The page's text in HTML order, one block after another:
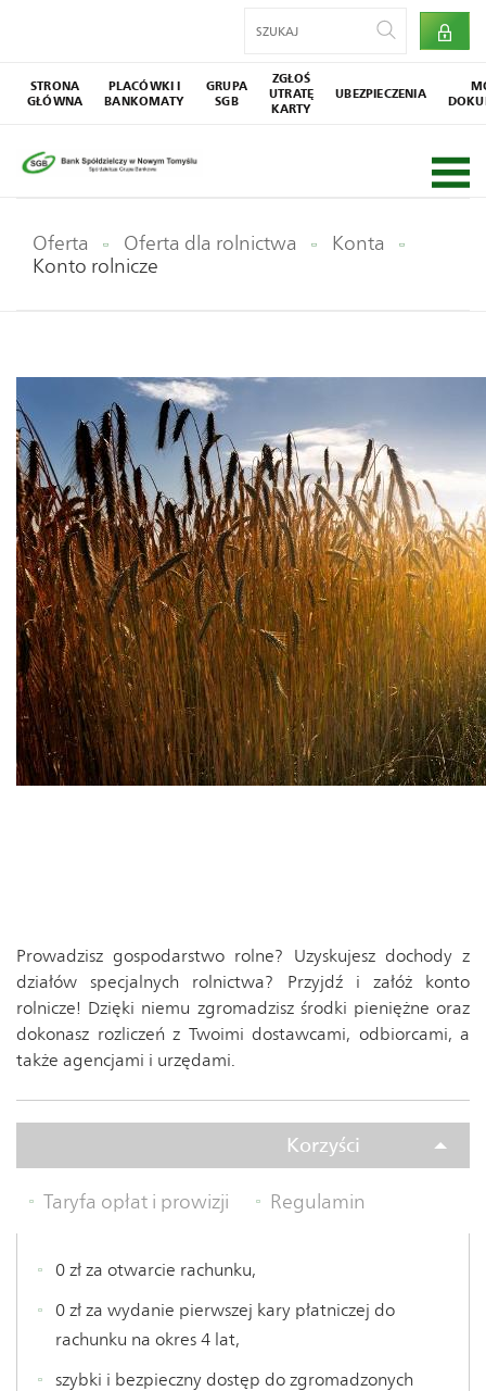
STRONA
GŁÓWNA
PLACÓWKI I
BANKOMATY
GRUPA
SGB
ZGŁOŚ
UTRATĘ
KARTY
UBEZPIECZENIA
Oferta Oferta dla rolnictwa
Konta
Konto rolnicze
Prowadzisz gospodarstwo rolne? Uzyskujesz dochody z
działów specjalnych rolnictwa? Przyjdź i załóż konto
rolnicze! Dzięki niemu zgromadzisz środki pieniężne oraz
dokonasz rozliczeń z Twoimi dostawcami, odbiorcami, a
także agencjami i urzędami.
Taryfa opłat i prowizji Regulamin
Korzyści
0 zł za otwarcie rachunku,
0 zł za wydanie pierwszej kary płatniczej do
rachunku na okres 4 lat,
szybki i bezpieczny dostęp do zgromadzonych